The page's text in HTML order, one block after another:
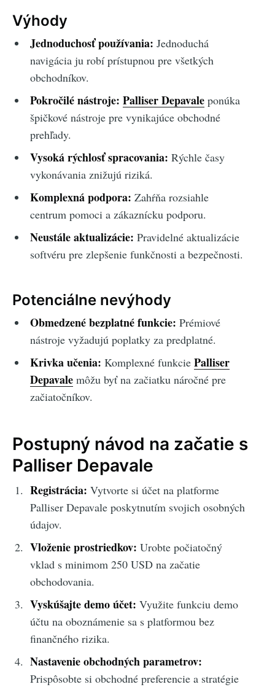
Výhody
Jednoduchosť používania: Jednoduchá
navigácia ju robí prístupnou pre všetkých
obchodníkov.
Pokročilé nástroje: Palliser Depavaleponúka
špičkové nástroje pre vynikajúce obchodné
prehľady.
Vysoká rýchlosť spracovania: Rýchle časy
vykonávania znižujú riziká.
Komplexná podpora: Zahŕňa rozsiahle
centrum pomoci a zákaznícku podporu.
Neustále aktualizácie: Pravidelné aktualizácie
softvéru pre zlepšenie funkčnosti a bezpečnosti.
Potenciálne nevýhody
Obmedzené bezplatné funkcie: Prémiové
nástroje vyžadujú poplatky za predplatné.
Krivka učenia: Komplexné funkcie Palliser
Depavalemôžu byť na začiatku náročné pre
začiatočníkov.
Postupný návod na začatie s
Palliser Depavale
Registrácia: Vytvorte si účet na platforme
Palliser Depavale poskytnutím svojich osobných
údajov.
Vloženie prostriedkov: Urobte počiatočný
vklad s minimom 250 USD na začatie
obchodovania.
Vyskúšajte demo účet: Využite funkciu demo
účtu na oboznámenie sa s platformou bez
finančného rizika.
Nastavenie obchodných parametrov:
Prispôsobte si obchodné preferencie a stratégie